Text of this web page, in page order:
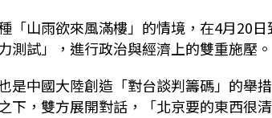
「山雨欲來風滿樓」的情境，在4月20
測試」，進行政治與經濟上的雙重施壓。
是中國大陸創造「對台談判籌碼」的舉
下，雙方展開對話，「北京要的東西很